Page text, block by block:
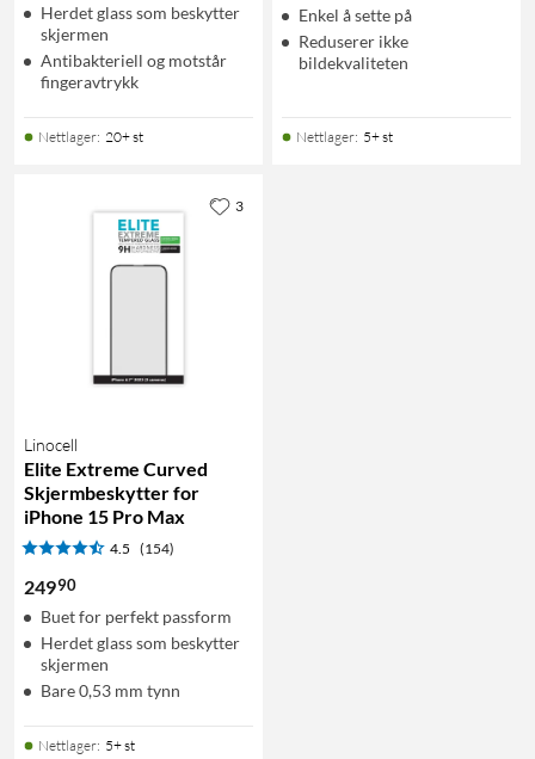
Herdet glass som beskytter
skjermen
Antibakteriell og motstår
fingeravtrykk
Nettlager: 20+ st
Enkel å sette på
Reduserer ikke
bildekvaliteten
Nettlager: 5+ st
Linocell
Elite Extreme Curved
Skjermbeskytter for
iPhone 15 Pro Max
4.5 (154)
24990
Buet for perfekt passform
Herdet glass som beskytter
skjermen
Bare 0,53 mm tynn
Nettlager: 5+ st
3